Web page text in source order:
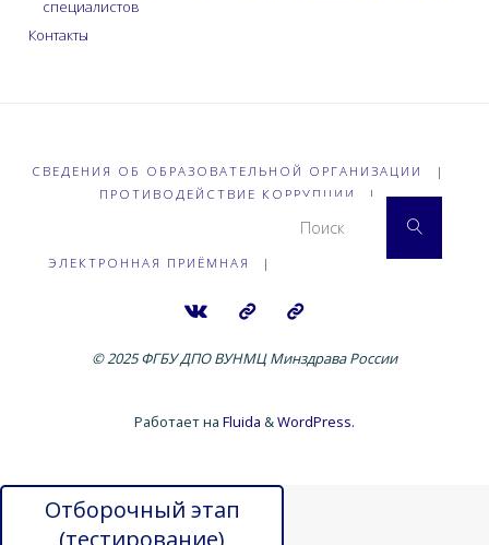
специалистов
Контакты
СВЕДЕНИЯ ОБ ОБРАЗОВАТЕЛЬНОЙ ОРГАНИЗАЦИИ
|
ПРОТИВОДЕЙСТВИЕ КОРРУПЦИИ
|
ЭЛЕКТРОННАЯ ПРИЁМНАЯ |
Поиск
© 2025 ФГБУ ДПО ВУНМЦ Минздрава России
Работает на Fluida &WordPress.
Отборочный этап